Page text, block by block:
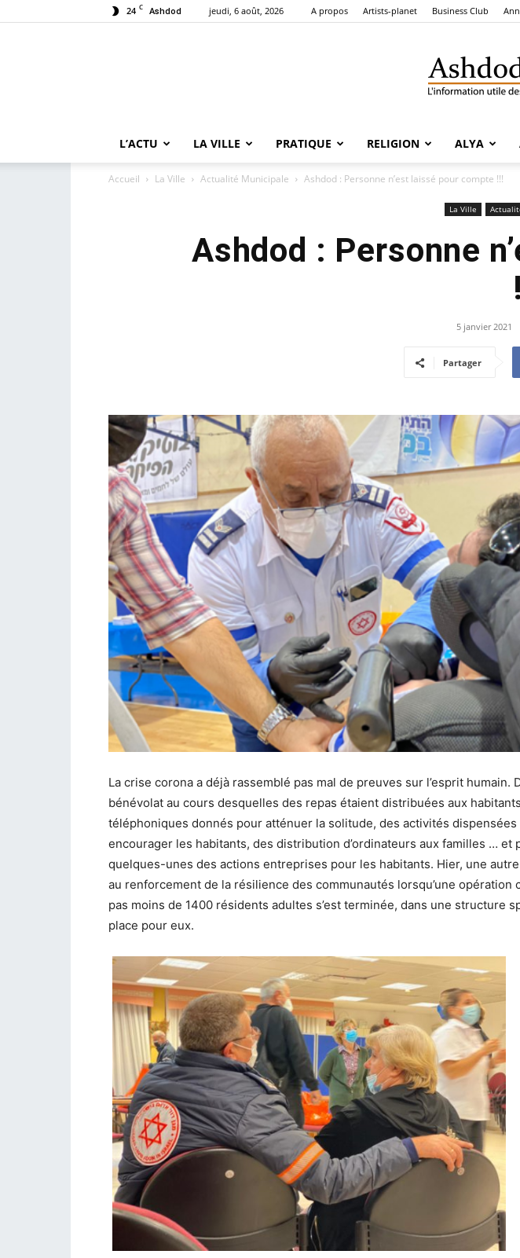
24 C Ashdod jeudi, 6 août, 2026 A propos Artists-planet Business Club
L’ACTU LA VILLE PRATIQUE RELIGION ALYA
Accueil La Ville Actualité Municipale Ashdod : Personne n’est laissé pour compte !!!
La Ville
Ashdod : Personne
5 janvier 2021
Partager
La crise corona a déjà rassemblé pas mal de preuves sur l’esprit humain.
bénévolat au cours desquelles des repas étaient distribuées aux
téléphoniques donnés pour atténuer la solitude, des activités
encourager les habitants, des distribution d’ordinateurs aux familles … et
quelques-unes des actions entreprises pour les habitants. Hier, une
au renforcement de la résilience des communautés lorsqu’une opération
pas moins de 1400 résidents adultes s’est terminée, dans une structure
place pour eux.